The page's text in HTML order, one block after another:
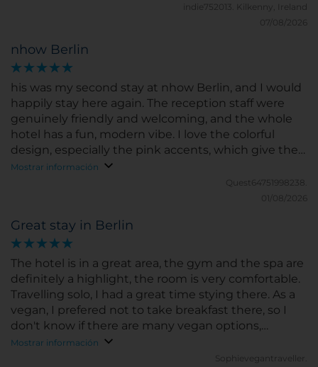
indie752013.
Kilkenny, Ireland
07/08/2026
nhow Berlin
his was my second stay at nhow Berlin, and I would
happily stay here again. The reception staff were
genuinely friendly and welcoming, and the whole
hotel has a fun, modern vibe. I love the colorful
design, especially the pink accents, which give the
place a unique and youthful atmosphere. My room
was spotless, the bed was comfortable, and the
breakfast buffet had an excellent selection with
conveniently located, about a 10-minute walk from
the U-Bahn station, which was perfect for me since I
was getting around the city by public transport.
Overall, I had a wonderful stay and can definitely
recommend nhow Berlin to anyone looking for a
stylish and comfortable hotel in Berlin.
Mostrar información
Quest64751998238.
01/08/2026
Great stay in Berlin
The hotel is in a great area, the gym and the spa are
definitely a highlight, the room is very comfortable.
Travelling solo, I had a great time stying there. As a
vegan, I prefered not to take breakfast there, so I
don't know if there are many vegan options,
because there are so many amazing restaurant
around. It's also very close to the 100% Plant based
Mostrar información
Sophievegantraveller.